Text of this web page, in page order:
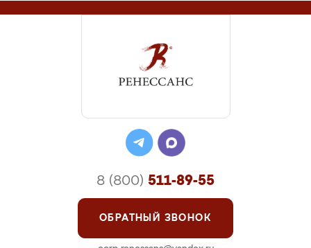
8 (800) 511-89-55
ОБРАТНЫЙ ЗВОНОК